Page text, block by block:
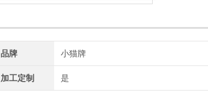
品牌 小猫牌
加工定制 是